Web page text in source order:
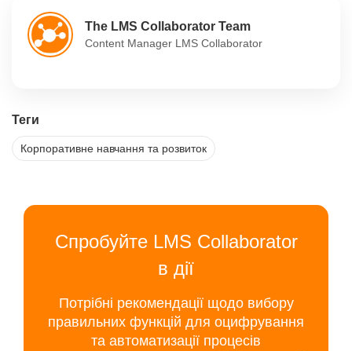
The LMS Collaborator Team
Content Manager LMS Collaborator
Теги
Корпоративне навчання та розвиток
Спробуйте LMS Collaborator
в дії
Потрібні рекомендації щодо вибору
правильних функцій для оцифрування
та автоматизації процесів